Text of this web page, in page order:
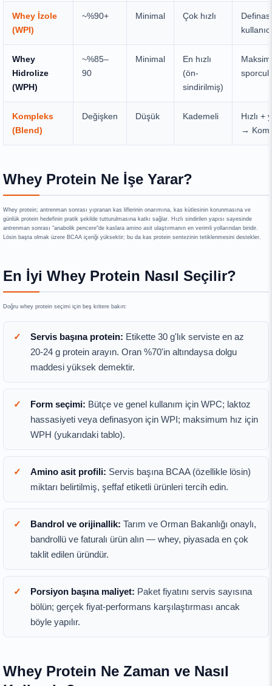
Whey İzole
(WPI)
~%90+ Minimal Çok hızlı
Whey
Hidrolize
(WPH)
~%85–
90
Minimal
En hızlı
(ön-
sindirilmiş)
Kompleks
(Blend)
Değişken Düşük Kademeli
Hızlı +
→
Whey Protein Ne İşe Yarar?
Whey protein; antrenman sonrası yıpranan kas liflerinin onarımına, kas kütlesinin korunmasına ve
günlük protein hedefinin pratik şekilde tutturulmasına katkı sağlar. Hızlı sindirilen yapısı sayesinde
antrenman sonrası "anabolik pencere"de kaslara amino asit ulaştırmanın en verimli yollarından biridir.
Lösin başta olmak üzere BCAA içeriği yüksektir; bu da kas protein sentezinin tetiklenmesini destekler.
En İyi Whey Protein Nasıl Seçilir?
Doğru whey protein seçimi için beş kritere bakın:
Servis başına protein: Etikette 30 g'lık serviste en az
20-24 g protein arayın. Oran %70'in altındaysa dolgu
maddesi yüksek demektir.
Form seçimi: Bütçe ve genel kullanım için WPC; laktoz
hassasiyeti veya definasyon için WPI; maksimum hız için
WPH (yukarıdaki tablo).
Amino asit profili: Servis başına BCAA (özellikle lösin)
miktarı belirtilmiş, şeffaf etiketli ürünleri tercih edin.
Bandrol ve orijinallik: Tarım ve Orman Bakanlığı onaylı,
bandrollü ve faturalı ürün alın — whey, piyasada en çok
taklit edilen üründür.
Porsiyon başına maliyet: Paket fiyatını servis sayısına
bölün; gerçek fiyat-performans karşılaştırması ancak
böyle yapılır.
Whey Protein Ne Zaman ve Nasıl